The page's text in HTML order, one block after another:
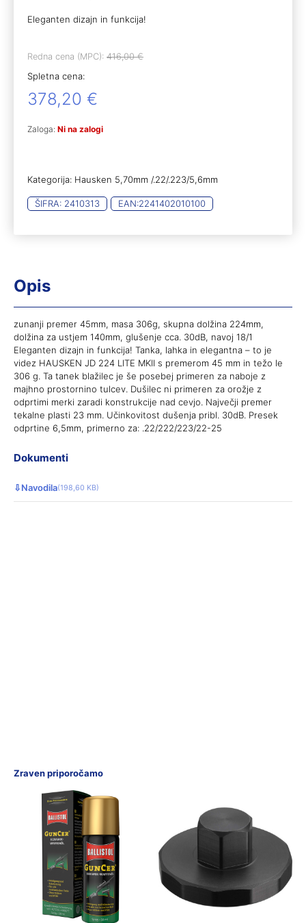
Eleganten dizajn in funkcija!
Redna cena (MPC): 416,00€
Spletna cena:
378,20 €
Zaloga: Ni na zalogi
Kategorija: Hausken 5,70mm /.22/.223/5,6mm
ŠIFRA: 2410313 EAN:2241402010100
Opis
zunanji premer 45mm, masa 306g, skupna dolžina 224mm,
dolžina za ustjem 140mm, glušenje cca. 30dB, navoj 18/1
Eleganten dizajn in funkcija! Tanka, lahka in elegantna – to je
videz HAUSKEN JD 224 LITE MKII s premerom 45 mm in težo le
306 g. Ta tanek blažilec je še posebej primeren za naboje z
majhno prostornino tulcev. Dušilec ni primeren za orožje z
odprtimi merki zaradi konstrukcije nad cevjo. Največji premer
tekalne plasti 23 mm. Učinkovitost dušenja pribl. 30dB. Presek
odprtine 6,5mm, primerno za: .22/222/223/22-25
Dokumenti
⇩Navodila(198,60 KB)
Zraven priporočamo